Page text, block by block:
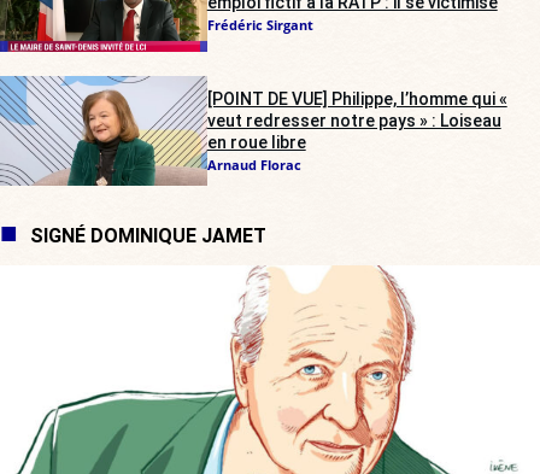
Frédéric Sirgant
[POINT DE VUE] Philippe, l’homme qui «
veut redresser notre pays » : Loiseau
en roue libre
Arnaud Florac
SIGNÉ DOMINIQUE JAMET